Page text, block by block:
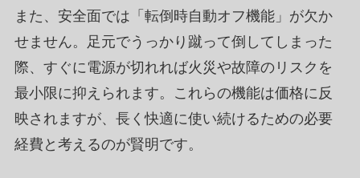
また、安全面では「転倒時自動オフ機能」が欠か
せません。足元でうっかり蹴って倒してしまった
際、すぐに電源が切れれば火災や故障のリスクを
最小限に抑えられます。これらの機能は価格に反
映されますが、長く快適に使い続けるための必要
経費と考えるのが賢明です。